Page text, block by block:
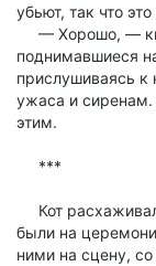
убьют, так что
— Хорошо, —
поднимавшиеся
прислушиваясь
ужаса и
этим.
***
Кот
были на
ними на сцену,